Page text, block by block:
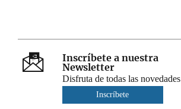
Inscríbete a nuestra
Newsletter
Disfruta de todas las novedades
Inscríbete